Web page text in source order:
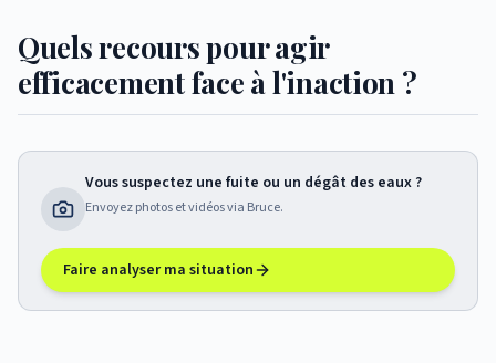
Quels recours pour agir
efficacement face à l'inaction ?
Vous suspectez une fuite ou un dégât des eaux ?
Envoyez photos et vidéos via Bruce.
Faire analyser ma situation